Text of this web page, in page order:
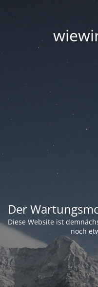
Der
Diese Website ist
noch